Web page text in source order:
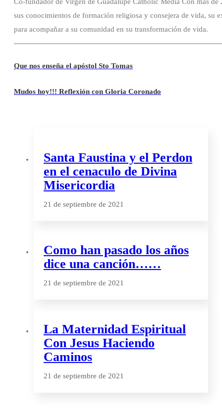
sus conocimientos de formación religiosa y consejera de vida, su
para acompañar a su comunidad en su transformación de vida.
Que nos enseña el apóstol Sto Tomas
Mudos hoy!!! Reflexión con Gloria Coronado
Santa Faustina y el Perdon
en el cenaculo de Divina
Misericordia
21 de septiembre de 2021
Como han pasado los años
dice una canción……
21 de septiembre de 2021
La Maternidad Espiritual
Con Jesus Haciendo
Caminos
21 de septiembre de 2021